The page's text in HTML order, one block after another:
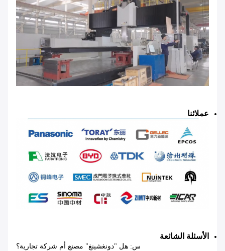
عملائنا
الأسئلة الشائعة
س: هل "دونغشينغ" مصنع أم شركة تجارية؟